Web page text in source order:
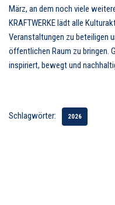
März, an dem noch viele
KRAFTWERKE lädt alle
Veranstaltungen zu beteiligen
öffentlichen Raum zu bringen.
inspiriert, bewegt und
Schlagwörter: 2026